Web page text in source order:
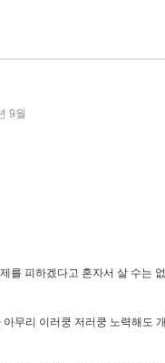
9월
를 피하겠다고 혼자서 살 수는
무리 이러쿵 저러쿵 노력해도